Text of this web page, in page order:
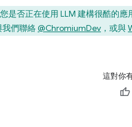
您是否正在使用 LLM 建構很酷的
我們聯絡@ChromiumDev ，或與
這對你